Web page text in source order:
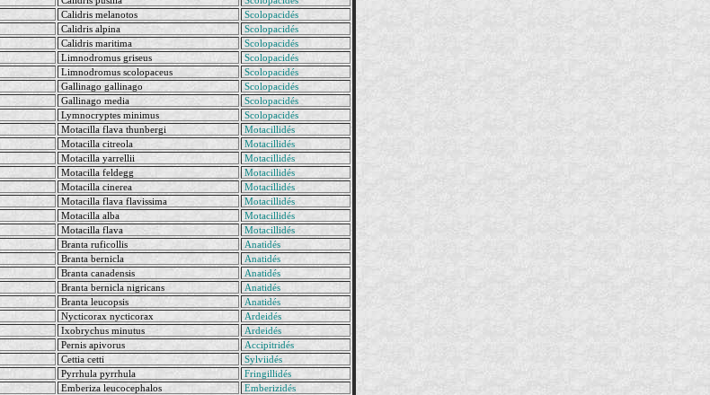
Calidris melanotos
Scolopacidés
Calidris alpina
Scolopacidés
Calidris maritima
Scolopacidés
Limnodromus griseus
Scolopacidés
Limnodromus scolopaceus
Scolopacidés
Gallinago gallinago
Scolopacidés
Gallinago media
Scolopacidés
Lymnocryptes minimus
Scolopacidés
Motacilla flava thunbergi
Motacillidés
Motacilla citreola
Motacillidés
Motacilla yarrellii
Motacillidés
Motacilla feldegg
Motacillidés
Motacilla cinerea
Motacillidés
Motacilla flava flavissima
Motacillidés
Motacilla alba
Motacillidés
Motacilla flava
Motacillidés
Branta ruficollis
Anatidés
Branta bernicla
Anatidés
Branta canadensis
Anatidés
Branta bernicla nigricans
Anatidés
Branta leucopsis
Anatidés
Nycticorax nycticorax
Ardeidés
Ixobrychus minutus
Ardeidés
Pernis apivorus
Accipitridés
Cettia cetti
Sylviidés
Pyrrhula pyrrhula
Fringillidés
Emberiza leucocephalos
Emberizidés